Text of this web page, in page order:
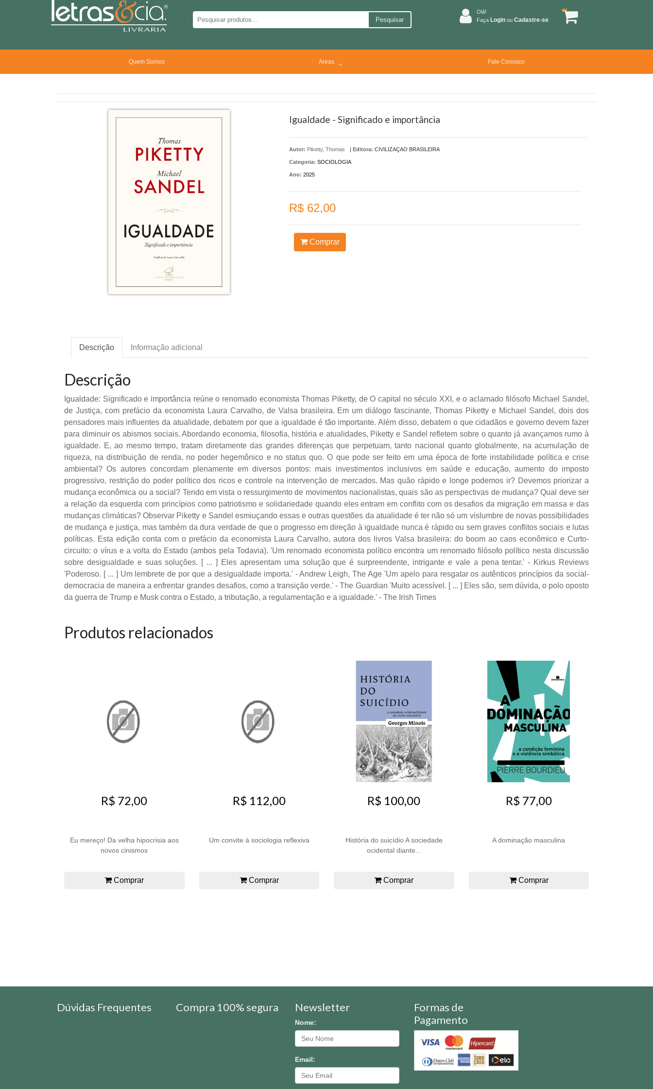
Pesquisar
Olá!
Faça Login ou Cadastre-se
Quem Somos Areas Fale Conosco
Igualdade - Significado e importância
Autor: Piketty, Thomas | Editora: CIVILIZAÇAO BRASILEIRA
Categoria: SOCIOLOGIA
Ano: 2025
R$ 62,00
Comprar
Descrição Informação adicional
Descrição
Igualdade: Significado e importância reúne o renomado economista Thomas Piketty, de O capital no século XXI, e o aclamado filósofo Michael Sandel,
de Justiça, com prefácio da economista Laura Carvalho, de Valsa brasileira. Em um diálogo fascinante, Thomas Piketty e Michael Sandel, dois dos
pensadores mais influentes da atualidade, debatem por que a igualdade é tão importante. Além disso, debatem o que cidadãos e governo devem fazer
para diminuir os abismos sociais. Abordando economia, filosofia, história e atualidades, Piketty e Sandel refletem sobre o quanto já avançamos rumo à
igualdade. E, ao mesmo tempo, tratam diretamente das grandes diferenças que perpetuam, tanto nacional quanto globalmente, na acumulação de
riqueza, na distribuição de renda, no poder hegemônico e no status quo. O que pode ser feito em uma época de forte instabilidade política e crise
ambiental? Os autores concordam plenamente em diversos pontos: mais investimentos inclusivos em saúde e educação, aumento do imposto
progressivo, restrição do poder político dos ricos e controle na intervenção de mercados. Mas quão rápido e longe podemos ir? Devemos priorizar a
mudança econômica ou a social? Tendo em vista o ressurgimento de movimentos nacionalistas, quais são as perspectivas de mudança? Qual deve ser
a relação da esquerda com princípios como patriotismo e solidariedade quando eles entram em conflito com os desafios da migração em massa e das
mudanças climáticas? Observar Piketty e Sandel esmiuçando essas e outras questões da atualidade é ter não só um vislumbre de novas possibilidades
de mudança e justiça, mas também da dura verdade de que o progresso em direção à igualdade nunca é rápido ou sem graves conflitos sociais e lutas
políticas. Esta edição conta com o prefácio da economista Laura Carvalho, autora dos livros Valsa brasileira: do boom ao caos econômico e Curto-
circuito: o vírus e a volta do Estado (ambos pela Todavia). 'Um renomado economista político encontra um renomado filósofo político nesta discussão
sobre desigualdade e suas soluções. [ ... ] Eles apresentam uma solução que é surpreendente, intrigante e vale a pena tentar.' - Kirkus Reviews
'Poderoso. [ ... ] Um lembrete de por que a desigualdade importa.' - Andrew Leigh, The Age 'Um apelo para resgatar os autênticos princípios da social-
democracia de maneira a enfrentar grandes desafios, como a transição verde.' - The Guardian 'Muito acessível. [ ... ] Eles são, sem dúvida, o polo oposto
da guerra de Trump e Musk contra o Estado, a tributação, a regulamentação e a igualdade.' - The Irish Times
Produtos relacionados
R$ 72,00
Eu mereço! Da velha hipocrisia aos
novos cinismos
Comprar
R$ 112,00
Um convite à sociologia reflexiva
Comprar
R$ 100,00
História do suicídio A sociedade
ocidental diante...
Comprar
R$ 77,00
A dominação masculina
Comprar
Dúvidas Frequentes Compra 100% segura Newsletter
Nome:
Email:
Formas de
Pagamento